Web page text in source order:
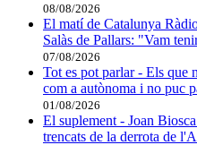
08/08/2026
El matí de Catalunya
Salàs de Pallars: "Vam
07/08/2026
Tot es pot parlar - Els que
com a autònoma i no puc
01/08/2026
El suplement - Joan
trencats de la derrota de